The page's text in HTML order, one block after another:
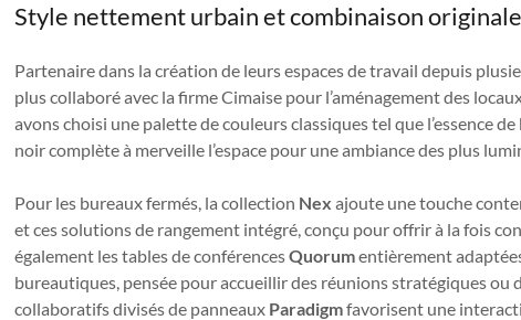
Style nettement urbain et combinaison
Partenaire dans la création de leurs espaces de travail depuis
plus collaboré avec la firme Cimaise pour l’aménagement des
avons choisi une palette de couleurs classiques tel que l’essence
noir complète à merveille l’espace pour une ambiance des plus
Pour les bureaux fermés, la collection Nex ajoute une touche
et ces solutions de rangement intégré, conçu pour offrir à la fois
également les tables de conférencesQuorumentièrement
bureautiques, pensée pour accueillir des réunions stratégiques ou
collaboratifs divisés de panneaux Paradigmfavorisent une